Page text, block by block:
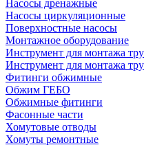
Насосы дренажные
Насосы циркуляционные
Поверхностные насосы
Монтажное оборудование
Инструмент для монтажа
Инструмент для монтажа
Фитинги обжимные
Обжим ГЕБО
Обжимные фитинги
Фасонные части
Хомутовые отводы
Хомуты ремонтные